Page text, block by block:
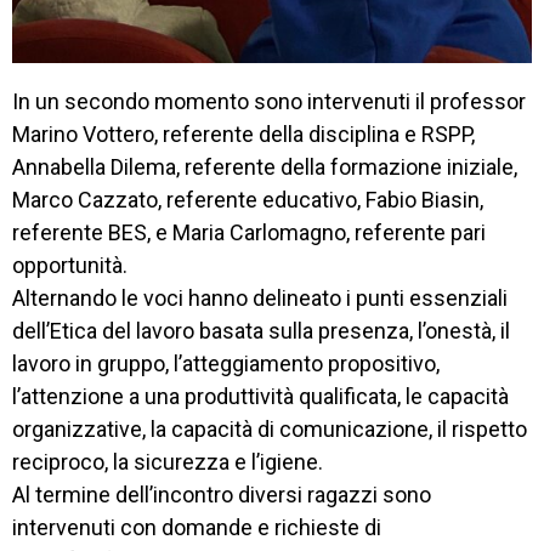
In un secondo momento sono intervenuti il professor
Marino Vottero, referente della disciplina e RSPP,
Annabella Dilema, referente della formazione iniziale,
Marco Cazzato, referente educativo, Fabio Biasin,
referente BES, e Maria Carlomagno, referente pari
opportunità.
Alternando le voci hanno delineato i punti essenziali
dell’Etica del lavoro basata sulla presenza, l’onestà, il
lavoro in gruppo, l’atteggiamento propositivo,
l’attenzione a una produttività qualificata, le capacità
organizzative, la capacità di comunicazione, il rispetto
reciproco, la sicurezza e l’igiene.
Al termine dell’incontro diversi ragazzi sono
intervenuti con domande e richieste di